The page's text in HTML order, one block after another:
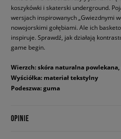
koszykówki i skaterski underground.
wersjach inspirowanych „Gwiezdnymi
nowojorskimi gołębiami. Ale ich
inspiruje. Sprawdź, jak działają
game begin.
Wierzch: skóra naturalna
Wyściółka: materiał tekstylny
Podeszwa: guma
OPINIE